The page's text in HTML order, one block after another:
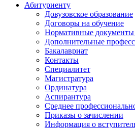
Абитуриенту
Довузовское образование
Договоры на обучение
Нормативные
Дополнительные
Бакалавриат
Контакты
Специалитет
Магистратура
Ординатура
Аспирантура
Среднее
Приказы о зачислении
Информация о